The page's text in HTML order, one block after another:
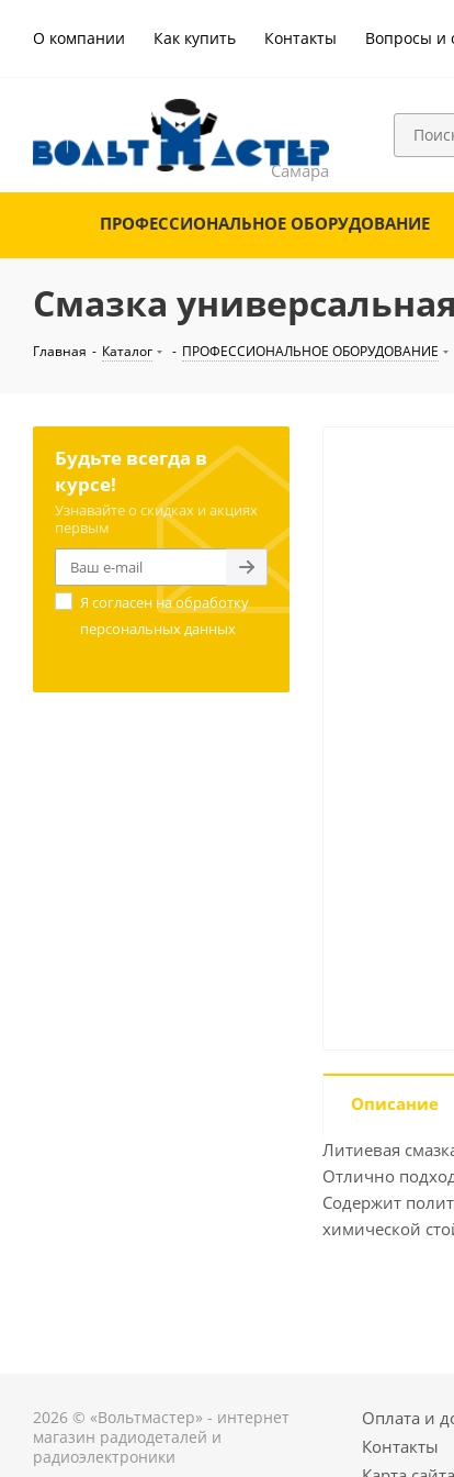
О компании Как купить Контакты Вопросы и
ПРОФЕССИОНАЛЬНОЕ ОБОРУДОВАНИЕ
Смазка
Главная - Каталог - ПРОФЕССИОНАЛЬНОЕ ОБОРУДОВАНИЕ
Описание
Литиевая
Отлично
Содержит
химической
Будьте всегда в
курсе!
Узнавайте о скидках и акциях
первым
Я согласен наобработку
персональных данных
2026 © «Вольтмастер» - интернет
магазин радиодеталей и
радиоэлектроники
Оплата и
Контакты